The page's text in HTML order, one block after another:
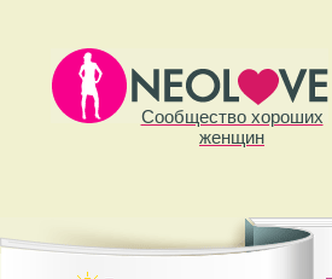
Сообщество хороших
женщин